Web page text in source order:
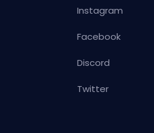
Instagram
Facebook
Discord
Twitter